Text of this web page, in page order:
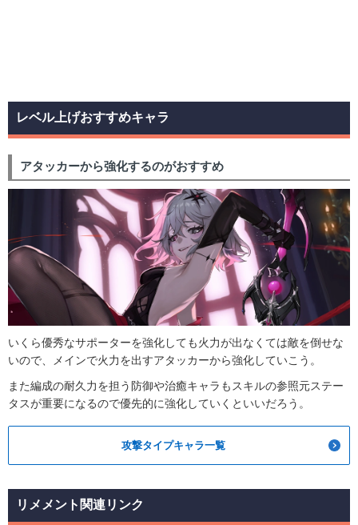
レベル上げおすすめキャラ
アタッカーから強化するのがおすすめ
いくら優秀なサポーターを強化しても火力が出なくては敵を倒せな
いので、メインで火力を出すアタッカーから強化していこう。
また編成の耐久力を担う防御や治癒キャラもスキルの参照元ステー
タスが重要になるので優先的に強化していくといいだろう。
攻撃タイプキャラ一覧
リメメント関連リンク